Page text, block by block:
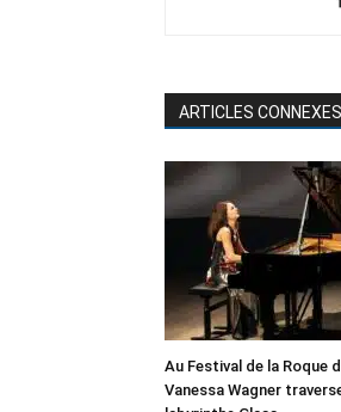
ARTICLES CONNEXES
Au Festival de la Roque
Vanessa Wagner